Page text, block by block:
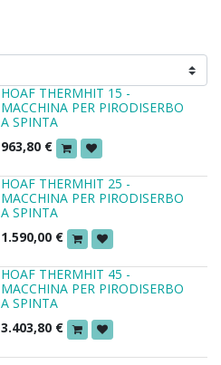
HOAF THERMHIT 15 -
MACCHINA PER PIRODISERBO
A SPINTA
963,80 €
HOAF THERMHIT 25 -
MACCHINA PER PIRODISERBO
A SPINTA
1.590,00 €
HOAF THERMHIT 45 -
MACCHINA PER PIRODISERBO
A SPINTA
3.403,80 €